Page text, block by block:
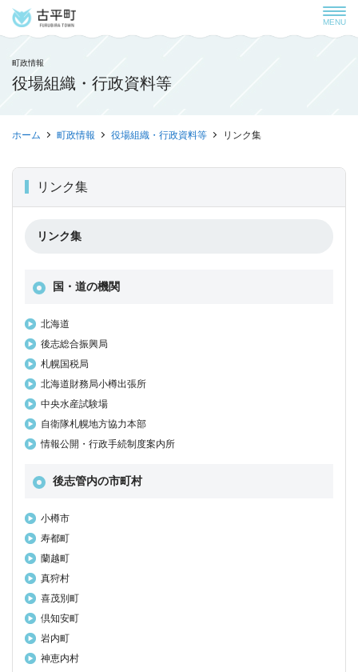
MENU
町政情報
役場組織・行政資料等
ホーム 町政情報 役場組織・行政資料等 リンク集
リンク集
リンク集
国・道の機関
北海道
後志総合振興局
札幌国税局
北海道財務局小樽出張所
中央水産試験場
自衛隊札幌地方協力本部
情報公開・行政手続制度案内所
後志管内の市町村
小樽市
寿都町
蘭越町
真狩村
喜茂別町
倶知安町
岩内町
神恵内村